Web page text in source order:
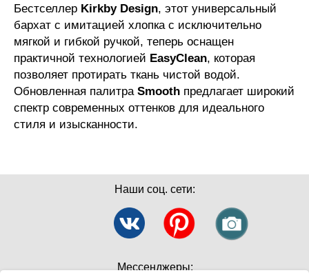
Бестселлер Kirkby Design, этот универсальный
бархат с имитацией хлопка с исключительно
мягкой и гибкой ручкой, теперь оснащен
практичной технологией EasyClean, которая
позволяет протирать ткань чистой водой.
Обновленная палитра Smooth предлагает широкий
спектр современных оттенков для идеального
стиля и изысканности.
Наши соц. сети:
Мессенджеры: